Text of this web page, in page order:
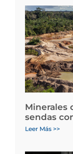
Minerales
sendas
Leer Más >>